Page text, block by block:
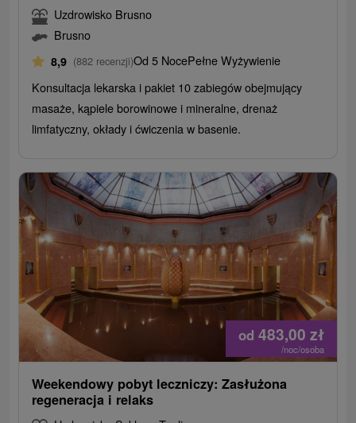
Uzdrowisko Brusno
Brusno
8,9 (882 recenzji)Od 5 NocePełne Wyżywienie
Konsultacja lekarska i pakiet 10 zabiegów obejmujący
masaże, kąpiele borowinowe i mineralne, drenaż
limfatyczny, okłady i ćwiczenia w basenie.
od 483,00 zł
/noc/osoba
Weekendowy pobyt leczniczy: Zasłużona
regeneracja i relaks